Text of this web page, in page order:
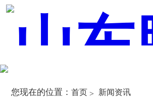
您现在的位置： 首页 新闻资讯